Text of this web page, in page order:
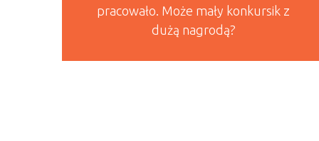
pracowało. Może mały konkursik z
dużą nagrodą?